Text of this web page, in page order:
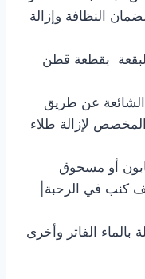
النظافة وإزالة
بقطعة قطن
الشائعة عن طريق
لإزالة طلاء
أو مسحوق
كنب في الرحبة|
الفاتر وأخرى